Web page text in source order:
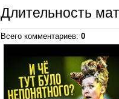
Длительность
Всего комментариев: 0